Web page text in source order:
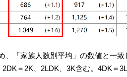
「家族人数別平均」の数値と一致
＝2K、2LDK、3K含む。4DK＝